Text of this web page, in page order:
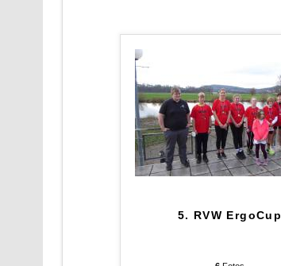
5. RVW ErgoCup